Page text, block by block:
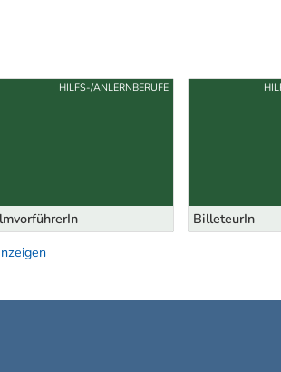
HILFS-/ANLERNBERUFE
BilleteurIn